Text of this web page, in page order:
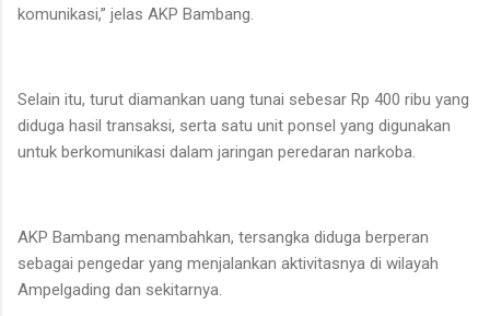
komunikasi,” jelas AKP Bambang.
Selain itu, turut diamankan uang tunai sebesar Rp 400 ribu yang
diduga hasil transaksi, serta satu unit ponsel yang digunakan
untuk berkomunikasi dalam jaringan peredaran narkoba.
AKP Bambang menambahkan, tersangka diduga berperan
sebagai pengedar yang menjalankan aktivitasnya di wilayah
Ampelgading dan sekitarnya.